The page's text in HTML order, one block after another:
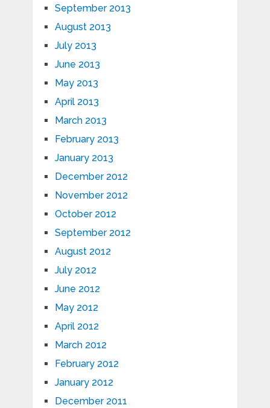
September 2013
August 2013
July 2013
June 2013
May 2013
April 2013
March 2013
February 2013
January 2013
December 2012
November 2012
October 2012
September 2012
August 2012
July 2012
June 2012
May 2012
April 2012
March 2012
February 2012
January 2012
December 2011